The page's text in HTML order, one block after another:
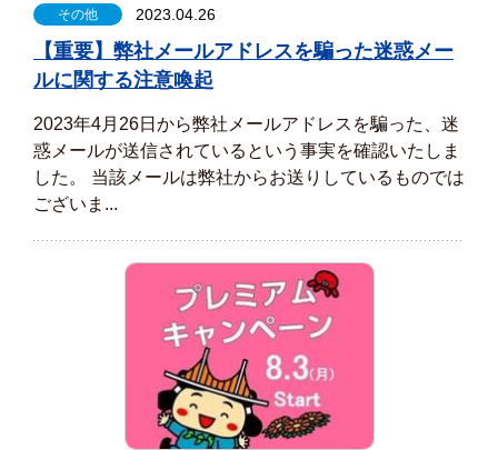
その他 2023.04.26
【重要】弊社メールアドレスを騙った迷惑メー
ルに関する注意喚起
2023年4月26日から弊社メールアドレスを騙った、迷
惑メールが送信されているという事実を確認いたしま
した。 当該メールは弊社からお送りしているものでは
ございま...